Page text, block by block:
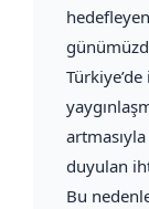
duyulan
Bu